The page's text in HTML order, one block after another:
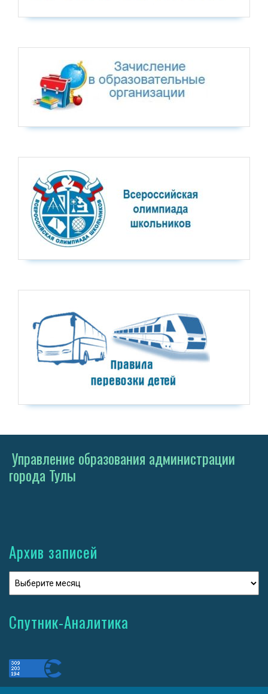
Управление образования администрации
города Тулы
Архив записей
Спутник-Аналитика